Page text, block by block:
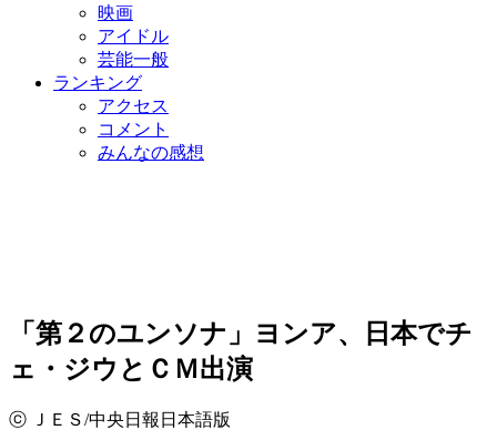
映画
アイドル
芸能一般
ランキング
アクセス
コメント
みんなの感想
「第２のユンソナ」ヨンア、日本でチ
ェ・ジウとＣＭ出演
ⓒ ＪＥＳ/中央日報日本語版